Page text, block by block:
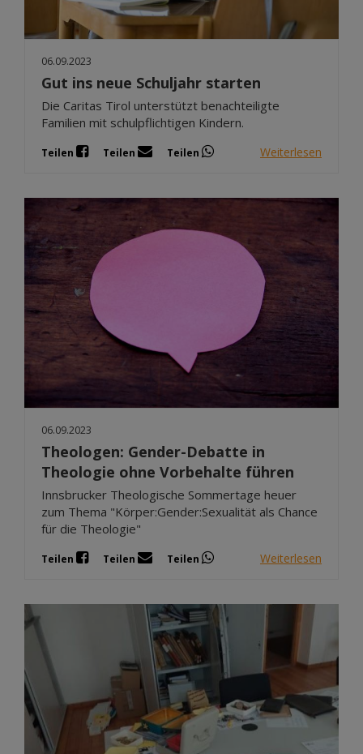
06.09.2023
Gut ins neue Schuljahr starten
Die Caritas Tirol unterstützt benachteiligte
Familien mit schulpflichtigen Kindern.
Teilen Teilen Teilen Weiterlesen
06.09.2023
Theologen: Gender-Debatte in
Theologie ohne Vorbehalte führen
Innsbrucker Theologische Sommertage heuer
zum Thema "Körper:Gender:Sexualität als Chance
für die Theologie"
Teilen Teilen Teilen Weiterlesen